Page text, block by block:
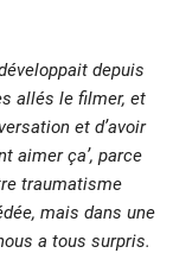
depuis
allés le filmer, et
et d’avoir
aimer ça’, parce
traumatisme
mais dans une
a tous surpris.